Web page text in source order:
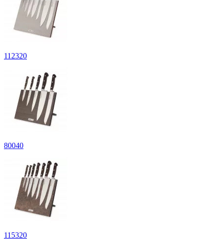
112320
80040
115320